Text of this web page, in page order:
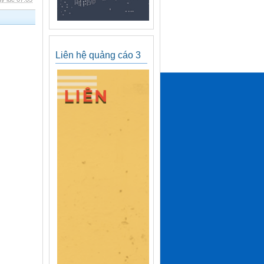
Liên hệ quảng cáo 3